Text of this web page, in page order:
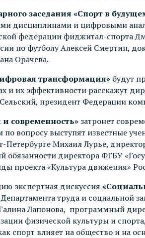
заседания «Спорт в
дисциплинами и цифровыми
федерации фиджитал-спорта
по футболу Алексей Смертин,
Орачева.
трансформация» будут
и их эффективности расскажут
президент Федерации
современность»затронет
вопросу выступят известные
Петербурге Михаил Лурье,
директора ФГБУ
проекта «Культура движения»
экспертная дискуссия
Департамента труда и
Лапонова, программный
физической культуры и
спорт влияет на общество и на